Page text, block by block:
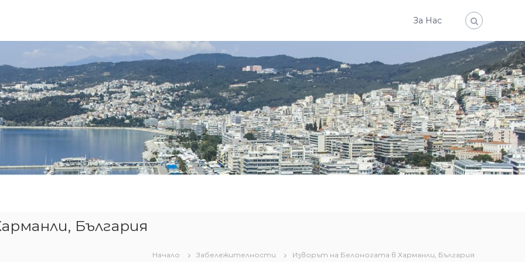
За Нас
България
Начало Забележителности Изворът на Белоногата в Харманли, България